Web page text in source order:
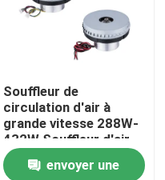
Souffleur de
circulation d'air à
grande vitesse 288W-
432W Souffleur d'air
de refroidissement
Faible bruitenvoyer une